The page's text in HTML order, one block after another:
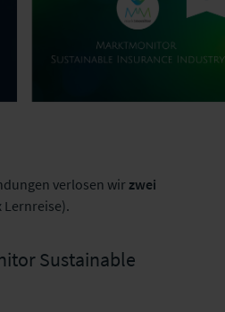
verlosen wirzwei
Lernreise).
Sustainable